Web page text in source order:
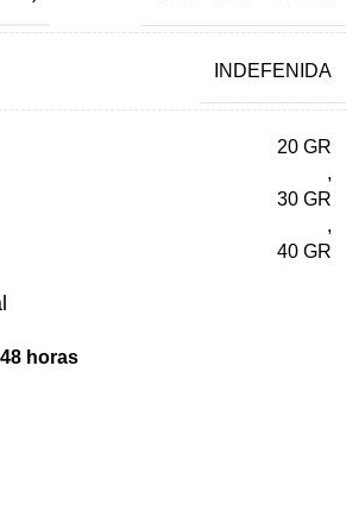
INDEFENIDA
20 GR
,
30 GR
,
40 GR
horas